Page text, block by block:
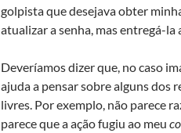
golpista que desejava obter
atualizar a senha, mas entregá-la
Deveríamos dizer que, no caso
ajuda a pensar sobre alguns dos
livres. Por exemplo, não parece
parece que a ação fugiu ao meu